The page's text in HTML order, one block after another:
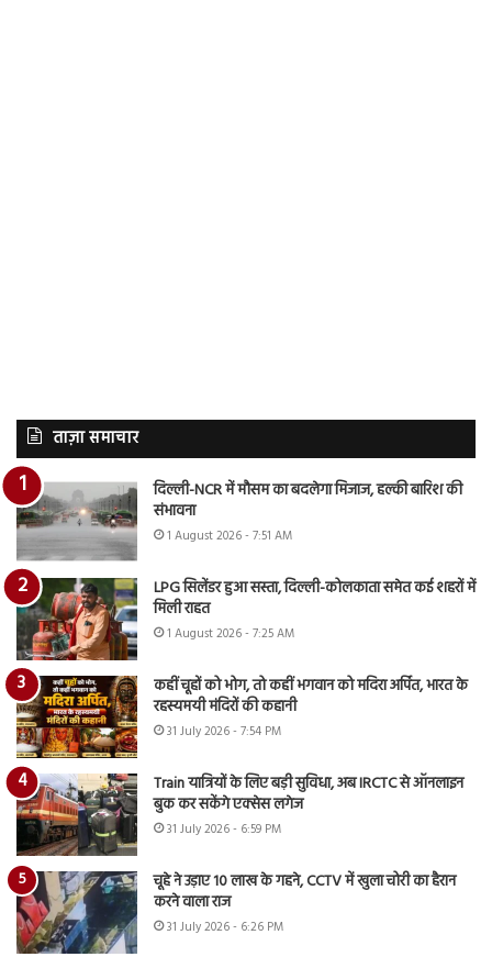
ताज़ा समाचार
दिल्ली-NCR में मौसम का बदलेगा मिजाज, हल्की बारिश की
संभावना
1 August 2026 - 7:51 AM
LPG सिलेंडर हुआ सस्ता, दिल्ली-कोलकाता समेत कई शहरों में
मिली राहत
1 August 2026 - 7:25 AM
कहीं चूहों को भोग, तो कहीं भगवान को मदिरा अर्पित, भारत के
रहस्यमयी मंदिरों की कहानी
31 July 2026 - 7:54 PM
Train यात्रियों के लिए बड़ी सुविधा, अब IRCTC से ऑनलाइन
बुक कर सकेंगे एक्सेस लगेज
31 July 2026 - 6:59 PM
चूहे ने उड़ाए 10 लाख के गहने, CCTV में खुला चोरी का हैरान
करने वाला राज
31 July 2026 - 6:26 PM